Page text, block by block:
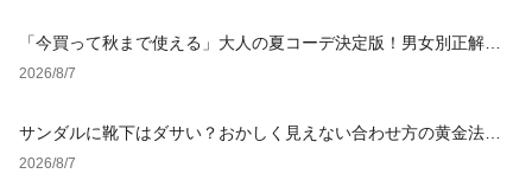
「今買って秋まで使える」大人の夏コーデ決定版！男女別正解ス
タイルとNGな着こなし
2026/8/7
サンダルに靴下はダサい？おかしく見えない合わせ方の黄金法則
と男女別おすすめコーデ
2026/8/7